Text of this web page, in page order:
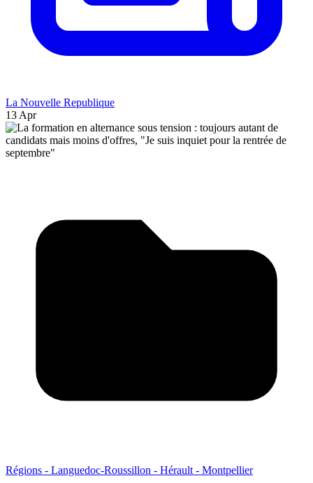
La Nouvelle Republique
13 Apr
Régions - Languedoc-Roussillon - Hérault - Montpellier